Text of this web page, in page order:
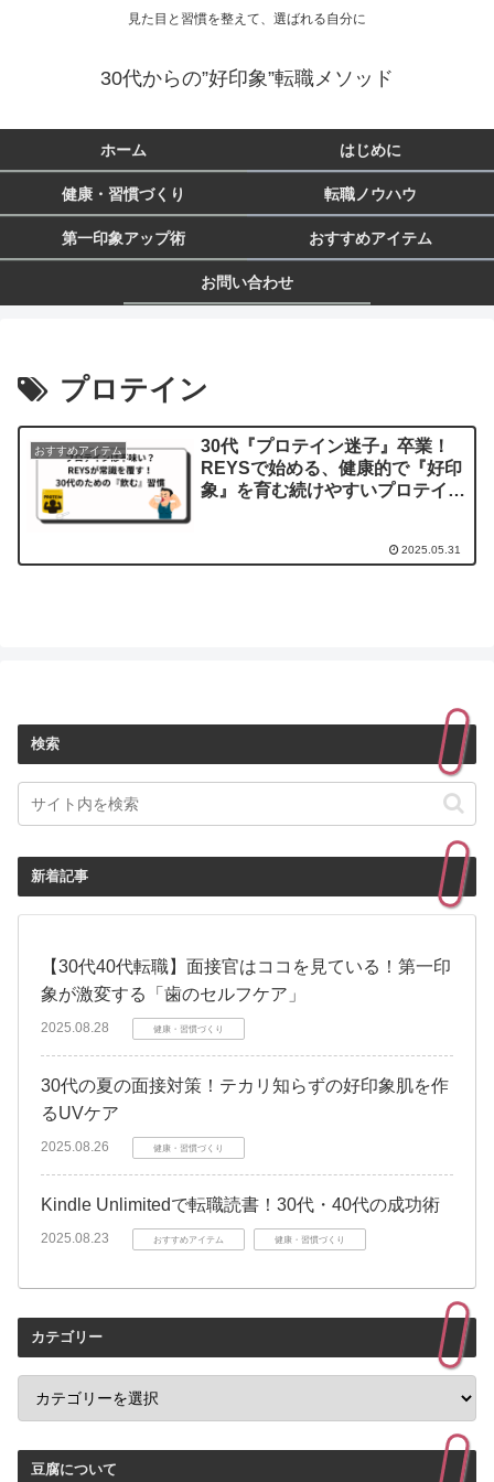
見た目と習慣を整えて、選ばれる自分に
30代からの”好印象”転職メソッド
ホーム はじめに
健康・習慣づくり 転職ノウハウ
第一印象アップ術 おすすめアイテム
お問い合わせ
プロテイン
おすすめアイテム
30代『プロテイン迷子』卒業！
REYSで始める、健康的で『好印
象』を育む続けやすいプロテイン
2025.05.31
検索
新着記事
【30代40代転職】面接官はココを見ている！第一印
象が激変する「歯のセルフケア」
2025.08.28 健康・習慣づくり
30代の夏の面接対策！テカリ知らずの好印象肌を作
るUVケア
2025.08.26 健康・習慣づくり
Kindle Unlimitedで転職読書！30代・40代の成功術
2025.08.23 おすすめアイテム 健康・習慣づくり
カテゴリー
豆腐について